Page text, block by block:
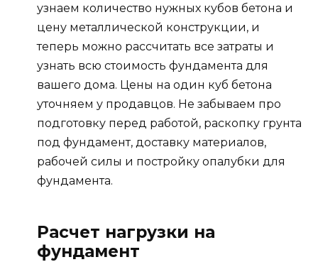
узнаем количество нужных кубов бетона и
цену металлической конструкции, и
теперь можно рассчитать все затраты и
узнать всю стоимость фундамента для
вашего дома. Цены на один куб бетона
уточняем у продавцов. Не забываем про
подготовку перед работой, раскопку грунта
под фундамент, доставку материалов,
рабочей силы и постройку опалубки для
фундамента.
Расчет нагрузки на
фундамент